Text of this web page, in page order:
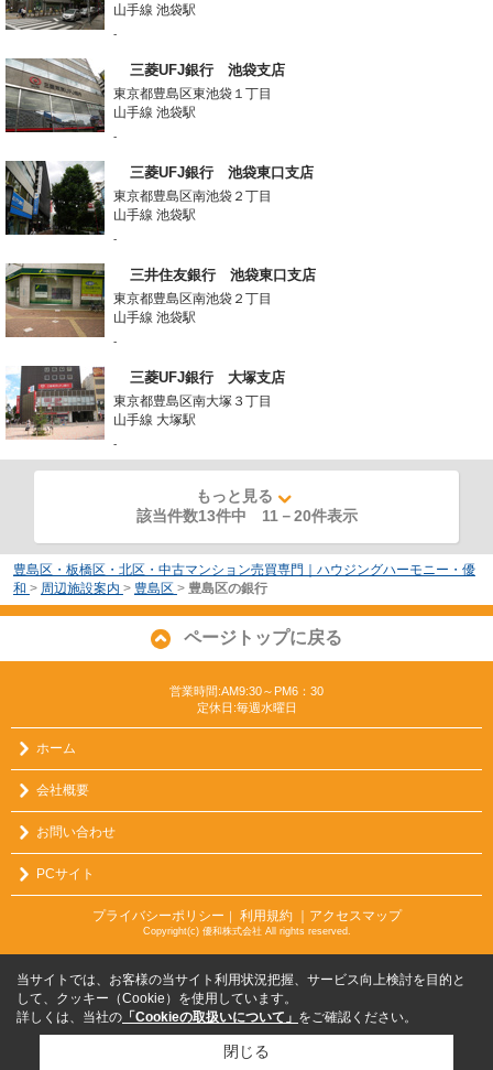
山手線 池袋駅
-
三菱UFJ銀行 池袋支店
東京都豊島区東池袋１丁目
山手線 池袋駅
-
三菱UFJ銀行 池袋東口支店
東京都豊島区南池袋２丁目
山手線 池袋駅
-
三井住友銀行 池袋東口支店
東京都豊島区南池袋２丁目
山手線 池袋駅
-
三菱UFJ銀行 大塚支店
東京都豊島区南大塚３丁目
山手線 大塚駅
-
もっと見る
該当件数13件中 11 －20件表示
豊島区・板橋区・北区・中古マンション売買専門｜ハウジングハーモニー・優
和 > 周辺施設案内 > 豊島区 > 豊島区の銀行
ページトップに戻る
営業時間:AM9:30～PM6：30
定休日:毎週水曜日
ホーム
会社概要
お問い合わせ
PCサイト
プライバシーポリシー ｜ 利用規約 ｜アクセスマップ
Copyright(c) 優和株式会社 All rights reserved.
当サイトでは、お客様の当サイト利用状況把握、サービス向上検討を目的と
して、クッキー（Cookie）を使用しています。
詳しくは、当社の 「Cookieの取扱いについて」 をご確認ください。
閉じる